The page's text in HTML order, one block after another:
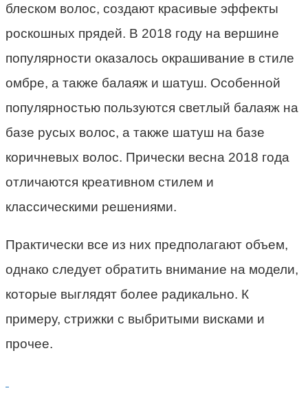
блеском волос, создают красивые эффекты
роскошных прядей. В 2018 году на вершине
популярности оказалось окрашивание в стиле
омбре, а также балаяж и шатуш. Особенной
популярностью пользуются светлый балаяж на
базе русых волос, а также шатуш на базе
коричневых волос. Прически весна 2018 года
отличаются креативном стилем и
классическими решениями.
Практически все из них предполагают объем,
однако следует обратить внимание на модели,
которые выглядят более радикально. К
примеру, стрижки с выбритыми висками и
прочее.